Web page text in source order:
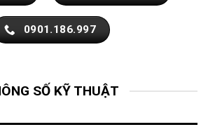
0901.186.997
SỐ KỸ THUẬT